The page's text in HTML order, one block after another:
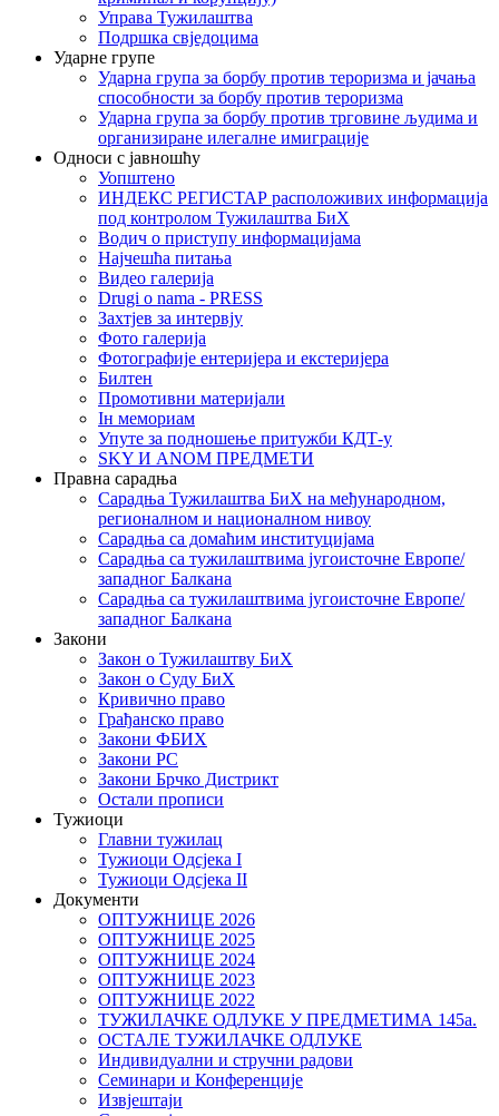
Управа Тужилаштва
Подршка свједоцима
Ударне групе
Ударна група за борбу против тероризма и јачања
способности за борбу против тероризма
Ударна група за борбу против трговине људима и
организиране илегалне имиграције
Односи с јавношћу
Уопштено
ИНДЕКС РЕГИСТАР расположивих информација
под контролом Тужилаштва БиХ
Водич о приступу информацијама
Најчешћа питања
Видео галерија
Drugi o nama - PRESS
Захтјев за интервју
Фото галерија
Фотографије ентеријера и екстеријера
Билтен
Промотивни материјали
Iн мемориам
Упуте за подношење притужби КДТ-у
SKY И ANOM ПРЕДМЕТИ
Правна сарадња
Сарадња Тужилаштва БиХ на међународном,
регионалном и националном нивоу
Сарадња са домаћим институцијама
Сарадња са тужилаштвима југоисточне Европе/
западног Балкана
Сарадња са тужилаштвима југоисточне Европе/
западног Балкана
Закони
Закон о Тужилаштву БиХ
Закон о Суду БиХ
Кривично право
Грађанско право
Закони ФБИХ
Закони РС
Закони Брчко Дистрикт
Остали прописи
Тужиоци
Главни тужилац
Тужиоци Oдсјекa I
Тужиоци Oдсјекa II
Документи
ОПТУЖНИЦЕ 2026
ОПТУЖНИЦЕ 2025
ОПТУЖНИЦЕ 2024
ОПТУЖНИЦЕ 2023
ОПТУЖНИЦЕ 2022
ТУЖИЛАЧКЕ ОДЛУКЕ У ПРЕДМЕТИМА 145а.
ОСТАЛЕ ТУЖИЛАЧКЕ ОДЛУКЕ
Индивидуални и стручни радови
Семинари и Конференције
Извјештаји